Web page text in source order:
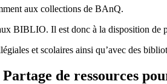
aux collections de BAnQ.
BIBLIO. Il est donc à la disposition de
et scolaires ainsi qu’avec des
de ressources